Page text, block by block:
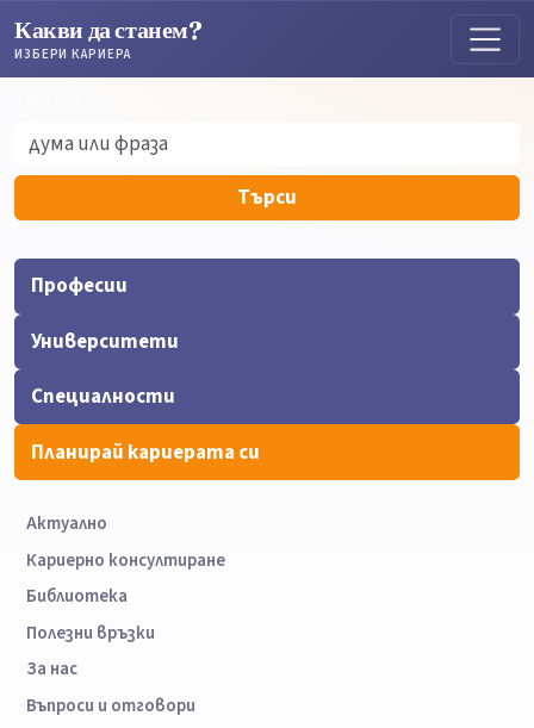
Какви да станем?
ИЗБЕРИ КАРИЕРА
Търси
Професии
Университети
Специалности
Планирай кариерата си
Актуално
Кариерно консултиране
Библиотека
Полезни връзки
За нас
Въпроси и отговори